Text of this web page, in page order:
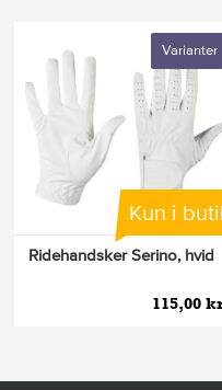
Varianter
Kun i
Ridehandsker Serino, hvid
115,00